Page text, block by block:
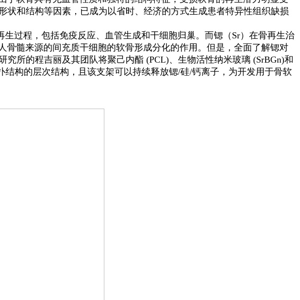
和结构等因素，已成为以省时、经济的方式生成患者特异性组织缺损
程，包括免疫反应、血管生成和干细胞归巢。而锶（Sr）在骨再生治
髓来源的间充质干细胞的软骨形成分化的作用。但是，全面了解锶对
所的程吉丽及其团队将聚己内酯 (PCL)、生物活性纳米玻璃 (SrBGn)和
构的层次结构，且该支架可以持续释放锶/硅/钙离子，为开发用于骨软